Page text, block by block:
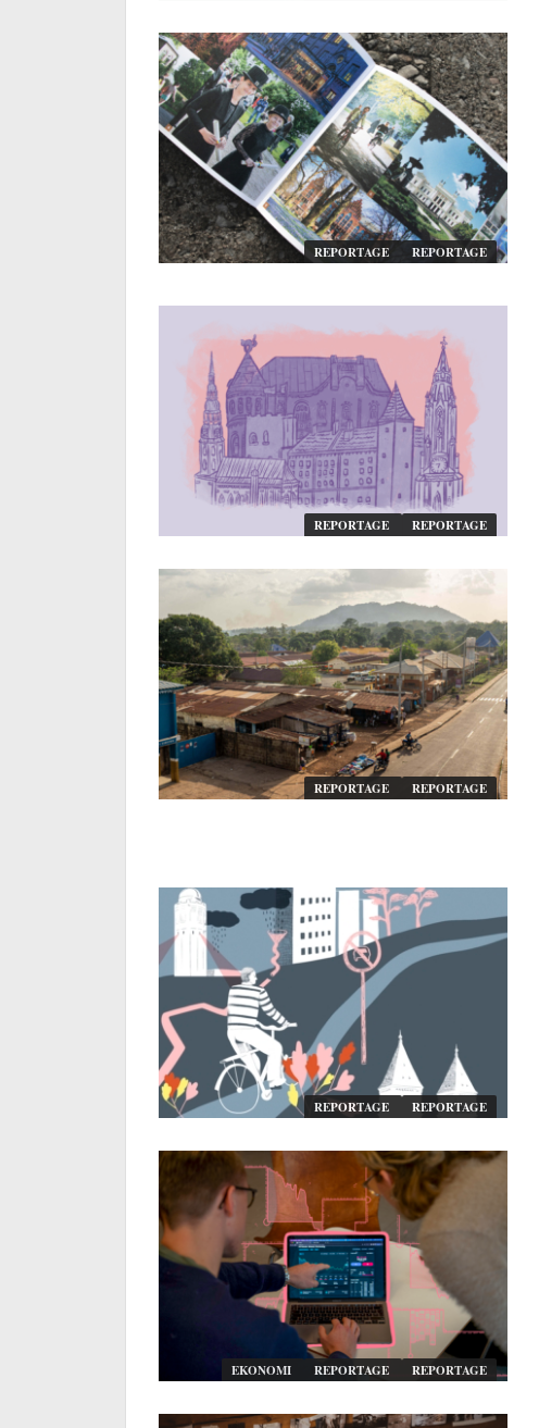
REPORTAGE REPORTAGE
REPORTAGE REPORTAGE
REPORTAGE REPORTAGE
REPORTAGE REPORTAGE
EKONOMI REPORTAGE REPORTAGE